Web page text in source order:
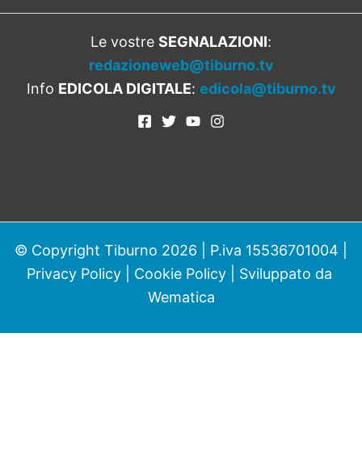
Le vostre SEGNALAZIONI:
redazioneweb@tiburno.tv
Info EDICOLA DIGITALE: edicola@tiburno.tv
© Copyright Tiburno 2026 | P.iva 15536701004 |
Privacy Policy| Cookie Policy| Sviluppato da
Wematica